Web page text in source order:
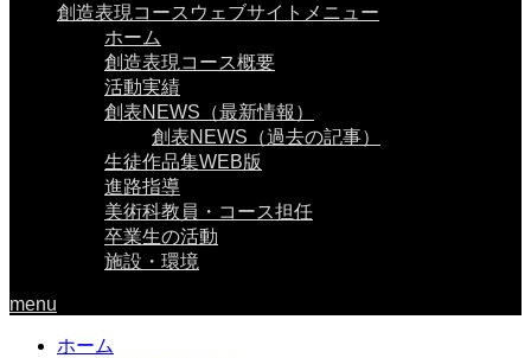
創造表現コースウェブサイトメニュー
ホーム
創造表現コース概要
活動実績
創表NEWS（最新情報）
創表NEWS（過去の記事）
生徒作品集WEB版
進路指導
美術科教員・コース担任
卒業生の活動
施設・環境
menu
ホーム